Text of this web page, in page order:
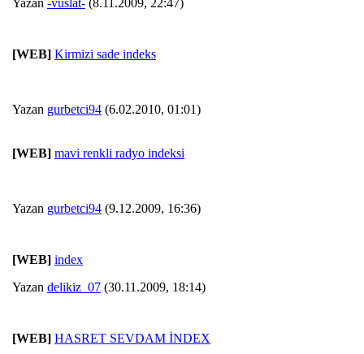
Yazan -vuslat- (8.11.2009, 22:47)
[WEB] Kirmizi sade indeks
Yazan gurbetci94 (6.02.2010, 01:01)
[WEB] mavi renkli radyo indeksi
Yazan gurbetci94 (9.12.2009, 16:36)
[WEB] index
Yazan delikiz_07 (30.11.2009, 18:14)
[WEB] HASRET SEVDAM İNDEX